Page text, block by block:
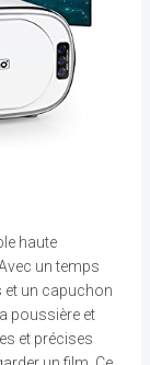
haute
un temps
et un capuchon
poussière et
et précises